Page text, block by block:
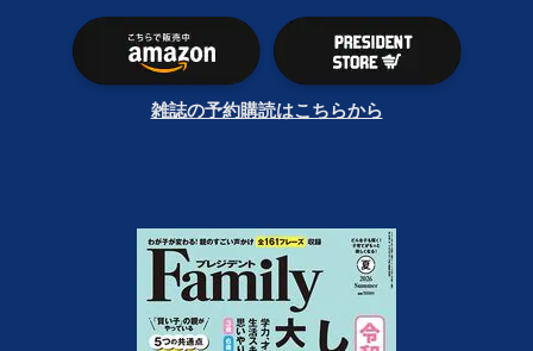
雑誌の予約購読はこちらから